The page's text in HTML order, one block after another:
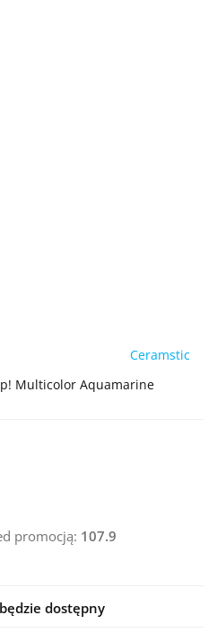
Ceramstic
Multicolor Aquamarine
promocją: 107.9
dostępny